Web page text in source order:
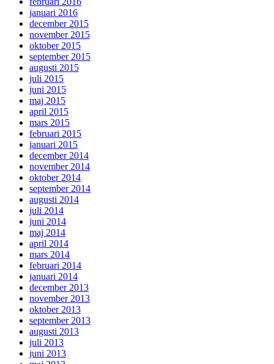
januari 2016
december 2015
november 2015
oktober 2015
september 2015
augusti 2015
juli 2015
juni 2015
maj 2015
april 2015
mars 2015
februari 2015
januari 2015
december 2014
november 2014
oktober 2014
september 2014
augusti 2014
juli 2014
juni 2014
maj 2014
april 2014
mars 2014
februari 2014
januari 2014
december 2013
november 2013
oktober 2013
september 2013
augusti 2013
juli 2013
juni 2013